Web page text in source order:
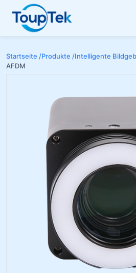
Startseite /Produkte /Intelligente
AFDM